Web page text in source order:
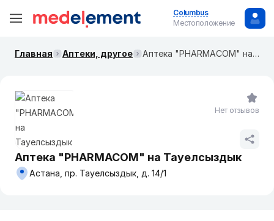
Columbus
Местоположение
Главная Аптеки, другое Аптека "PHARMACOM" на Тауелсыздык
Аптека "PHARMACOM" на Тауелсыздык
Астана, пр. Тауелсыздык, д. 14/1
Нет отзывов